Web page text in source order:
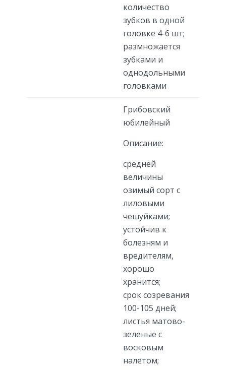
количество
зубков в одной
головке 4-6 шт;
размножается
зубками и
однодольными
головками
Грибовский
юбилейный
Описание:
средней
величины
озимый сорт с
лиловыми
чешуйками;
устойчив к
болезням и
вредителям,
хорошо
хранится;
срок созревания
100-105 дней;
листья матово-
зеленые с
восковым
налетом;